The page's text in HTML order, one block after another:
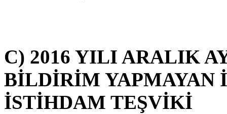
C) 2016 YILI ARALIK
BİLDİRİM YAPMAYAN
İSTİHDAM TEŞVİKİ